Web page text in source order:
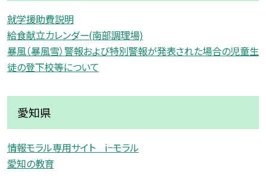
就学援助費説明
給食献立カレンダー(南部調理場)
暴風（暴風雪）警報および特別警報が発表された場合の児童生
徒の登下校等について
愛知県
情報モラル専用サイト i−モラル
愛知の教育